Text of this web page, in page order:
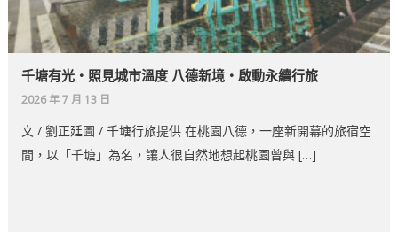
千塘有光‧照見城市溫度 八德新境‧啟動永續行旅
2026 年 7 月 13 日
文 / 劉正廷圖 / 千塘行旅提供 在桃園八德，一座新開幕的旅宿空
間，以「千塘」為名，讓人很自然地想起桃園曾與 […]